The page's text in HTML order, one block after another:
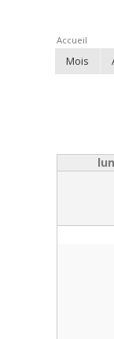
Vous
Accueil
Mois
lun